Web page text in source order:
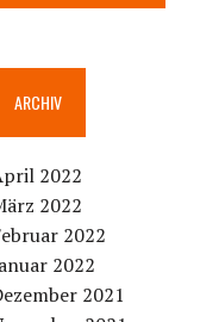
ARCHIV
2022
2022
2022
2022
2021